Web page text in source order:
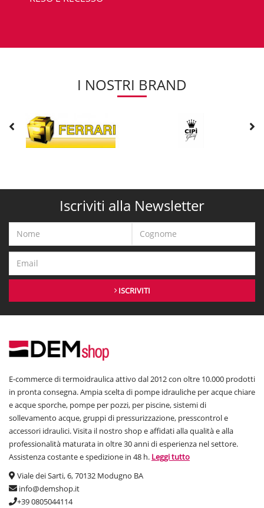
I NOSTRI BRAND
Iscriviti alla Newsletter
ISCRIVITI
E-commerce di termoidraulica attivo dal 2012 con oltre 10.000 prodotti
in pronta consegna. Ampia scelta di pompe idrauliche per acque chiare
e acque sporche, pompe per pozzi, per piscine, sistemi di
sollevamento acque, gruppi di pressurizzazione, presscontrol e
accessori idraulici. Visita il nostro shop e affidati alla qualità e alla
professionalità maturata in oltre 30 anni di esperienza nel settore.
Assistenza costante e spedizione in 48 h. Leggi tutto
Viale dei Sarti, 6, 70132 Modugno BA
info@demshop.it
+39 0805044114